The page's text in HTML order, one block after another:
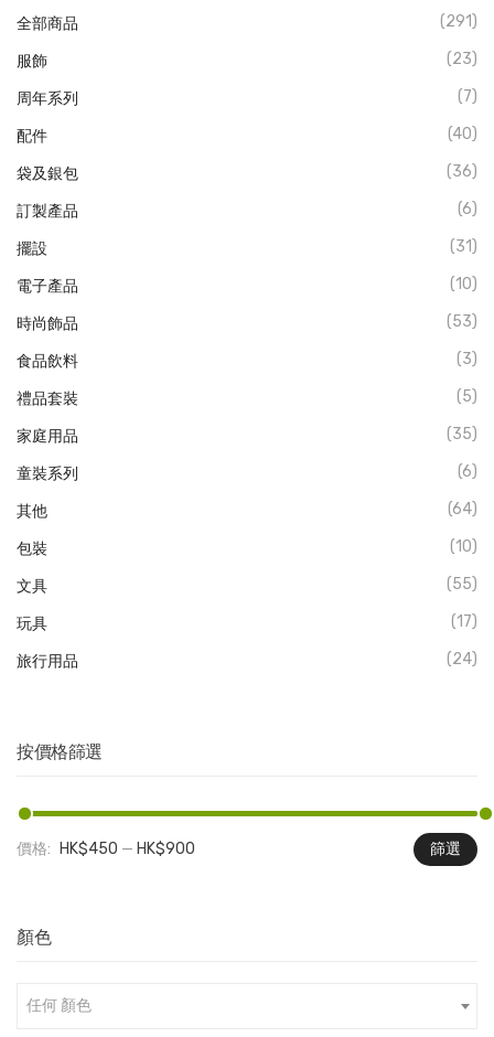
旅行用品
全部商品 (291)
服飾 (23)
周年系列 (7)
配件 (40)
袋及銀包 (36)
訂製產品 (6)
擺設 (31)
電子產品 (10)
時尚飾品 (53)
食品飲料 (3)
禮品套裝 (5)
家庭用品 (35)
童裝系列 (6)
其他 (64)
包裝 (10)
文具 (55)
玩具 (17)
旅行用品 (24)
按價格篩選
篩選
價格: HK$450 — HK$900
顏色
任何 顏色